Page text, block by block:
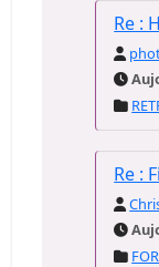
Re :
Re :